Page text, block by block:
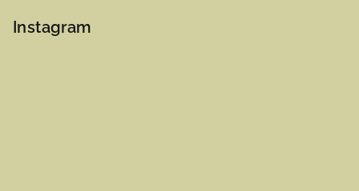
Instagram